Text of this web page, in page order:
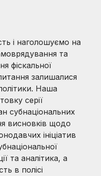
і наголошуємо на
та
фіскальної
залишалися
Наша
серії
субнаціональних
висновків щодо
ініціатив
та аналітика, а
в полісі